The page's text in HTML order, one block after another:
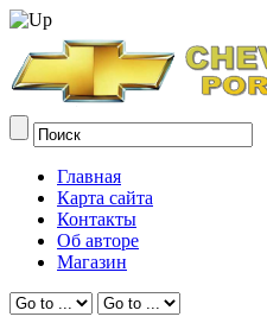
Главная
Карта сайта
Контакты
Об авторе
Магазин